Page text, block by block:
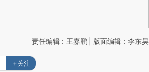
责任编辑：王嘉鹏 | 版面编辑：李东昊
+关注